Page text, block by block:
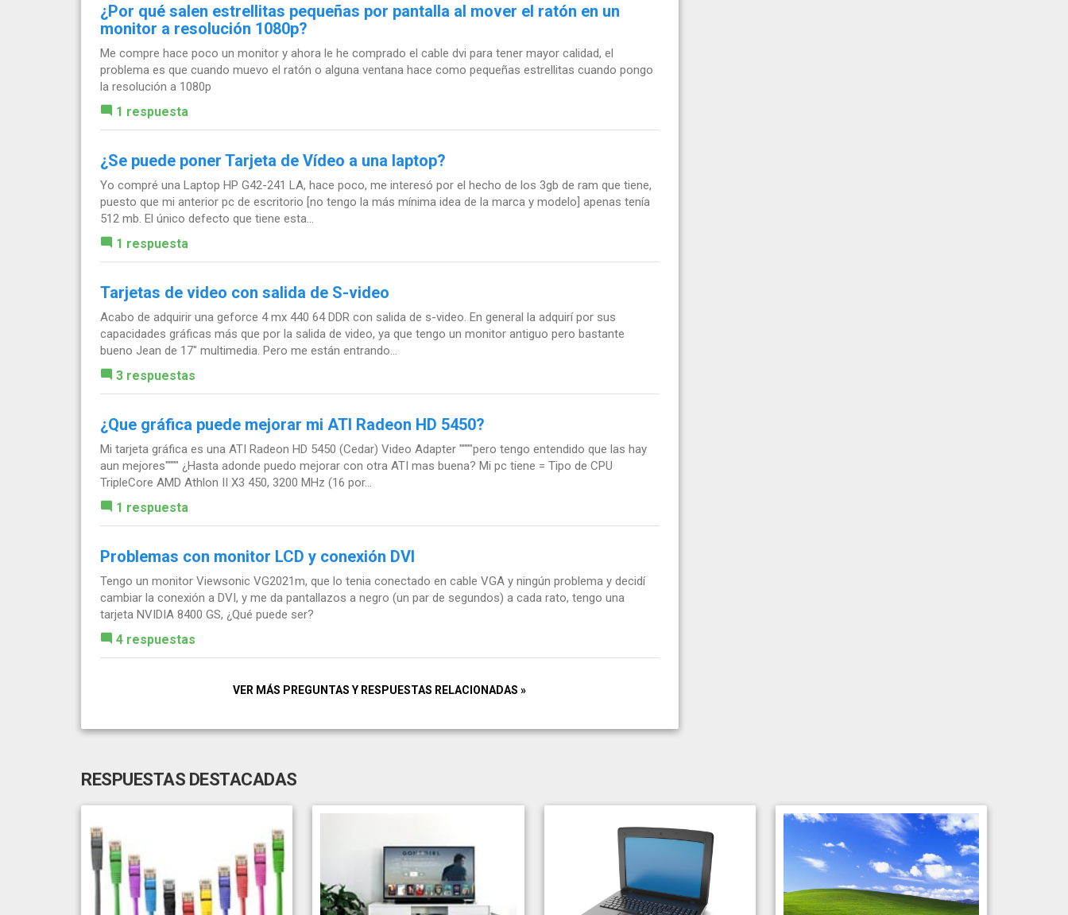
¿Por qué salen estrellitas pequeñas por pantalla al mover el ratón en un
monitor a resolución 1080p?
Me compre hace poco un monitor y ahora le he comprado el cable dvi para tener mayor calidad, el
problema es que cuando muevo el ratón o alguna ventana hace como pequeñas estrellitas cuando pongo
la resolución a 1080p
1 respuesta
¿Se puede poner Tarjeta de Vídeo a una laptop?
Yo compré una Laptop HP G42-241 LA, hace poco, me interesó por el hecho de los 3gb de ram que tiene,
puesto que mi anterior pc de escritorio [no tengo la más mínima idea de la marca y modelo] apenas tenía
512 mb. El único defecto que tiene esta...
1 respuesta
Tarjetas de video con salida de S-video
Acabo de adquirir una geforce 4 mx 440 64 DDR con salida de s-video. En general la adquirí por sus
capacidades gráficas más que por la salida de video, ya que tengo un monitor antiguo pero bastante
bueno Jean de 17" multimedia. Pero me están entrando...
3 respuestas
¿Que gráfica puede mejorar mi ATI Radeon HD 5450?
Mi tarjeta gráfica es una ATI Radeon HD 5450 (Cedar) Video Adapter """"pero tengo entendido que las hay
aun mejores"""" ¿Hasta adonde puedo mejorar con otra ATI mas buena? Mi pc tiene = Tipo de CPU
TripleCore AMD Athlon II X3 450, 3200 MHz (16 por...
1 respuesta
Problemas con monitor LCD y conexión DVI
Tengo un monitor Viewsonic VG2021m, que lo tenia conectado en cable VGA y ningún problema y decidí
cambiar la conexión a DVI, y me da pantallazos a negro (un par de segundos) a cada rato, tengo una
tarjeta NVIDIA 8400 GS, ¿Qué puede ser?
4 respuestas
VER MÁS PREGUNTAS Y RESPUESTAS RELACIONADAS »
RESPUESTAS DESTACADAS